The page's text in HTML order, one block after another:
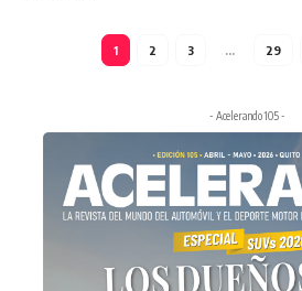
1 2 3 … 29
- Acelerando 105 -